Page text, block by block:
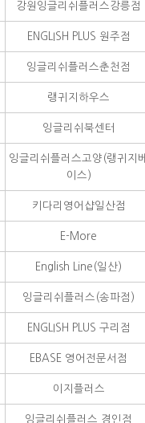
강원잉글리쉬플러스강릉점
ENGLISH PLUS 원주점
잉글리쉬플러스춘천점
랭귀지하우스
잉글리쉬북센터
잉글리쉬플러스고양(랭귀지베
이스)
키다리영어샵일산점
E-More
English Line(일산)
잉글리쉬플러스(송파점)
ENGLISH PLUS 구리점
EBASE 영어전문서점
이지플러스
잉글리쉬플러스 경인점